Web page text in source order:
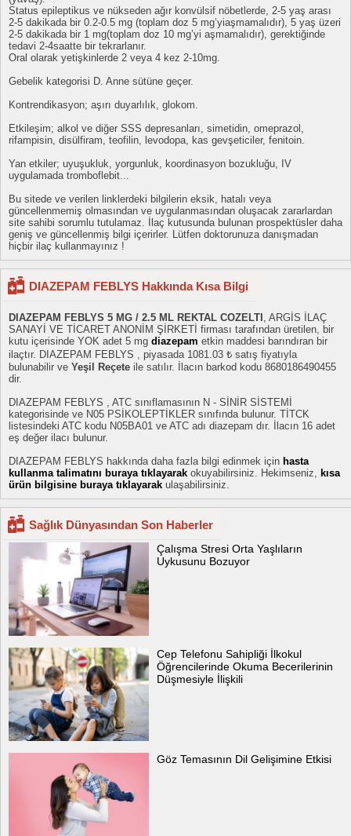
Status epileptikus ve nükseden ağır konvülsif nöbetlerde, 2-5 yaş arası
2-5 dakikada bir 0.2-0.5 mg (toplam doz 5 mg’yiaşmamalıdır), 5 yaş üzeri
2-5 dakikada bir 1 mg(toplam doz 10 mg’yi aşmamalıdır), gerektiğinde
tedavi 2-4saatte bir tekrarlanır.
Oral olarak yetişkinlerde 2 veya 4 kez 2-10mg.
Gebelik kategorisi D. Anne sütüne geçer.
Kontrendikasyon; aşırı duyarlılık, glokom.
Etkileşim; alkol ve diğer SSS depresanları, simetidin, omeprazol,
rifampisin, disülfiram, teofilin, levodopa, kas gevşeticiler, fenitoin.
Yan etkiler; uyuşukluk, yorgunluk, koordinasyon bozukluğu, IV
uygulamada tromboflebit...
Bu sitede ve verilen linklerdeki bilgilerin eksik, hatalı veya
güncellenmemiş olmasından ve uygulanmasından oluşacak zararlardan
site sahibi sorumlu tutulamaz. İlaç kutusunda bulunan prospektüsler daha
geniş ve güncellenmiş bilgi içerirler. Lütfen doktorunuza danışmadan
hiçbir ilaç kullanmayınız !
DIAZEPAM FEBLYS Hakkında Kısa Bilgi
DIAZEPAM FEBLYS 5 MG / 2.5 ML REKTAL COZELTI , ARGİS İLAÇ
SANAYİ VE TİCARET ANONİM ŞİRKETİ firması tarafından üretilen, bir
kutu içerisinde YOK adet 5 mg diazepam etkin maddesi barındıran bir
ilaçtır. DIAZEPAM FEBLYS , piyasada 1081.03 ₺ satış fiyatıyla
bulunabilir ve Yeşil Reçete ile satılır. İlacın barkod kodu 8680186490455
dir.
DIAZEPAM FEBLYS , ATC sınıflamasının N - SİNİR SİSTEMİ
kategorisinde ve N05 PSİKOLEPTİKLER sınıfında bulunur. TİTCK
listesindeki ATC kodu N05BA01 ve ATC adı diazepam dır. İlacın 16 adet
eş değer ilacı bulunur.
DIAZEPAM FEBLYS hakkında daha fazla bilgi edinmek için hasta
kullanma talimatını buraya tıklayarak okuyabilirsiniz. Hekimseniz, kısa
ürün bilgisine buraya tıklayarak ulaşabilirsiniz.
Sağlık Dünyasından Son Haberler
Çalışma Stresi Orta Yaşlıların
Uykusunu Bozuyor
Cep Telefonu Sahipliği İlkokul
Öğrencilerinde Okuma Becerilerinin
Düşmesiyle İlişkili
Göz Temasının Dil Gelişimine Etkisi